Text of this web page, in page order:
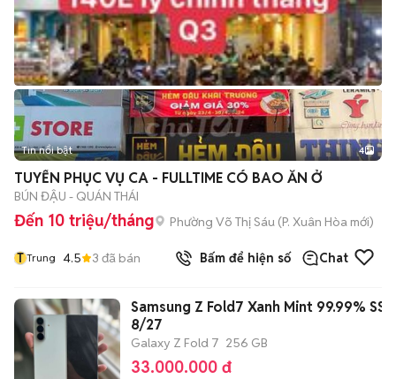
Tin nổi bật 4
TUYỂN PHỤC VỤ CA - FULLTIME CÓ BAO ĂN Ở
BÚN ĐẬU - QUÁN THÁI
Đến 10 triệu/tháng Phường Võ Thị Sáu (P. Xuân Hòa mới)
T Trung 4.5 3 đã bán Bấm để hiện số Chat
Samsung Z Fold7 Xanh Mint 99.99%
8/27
Galaxy Z Fold 7 256 GB
33.000.000 đ